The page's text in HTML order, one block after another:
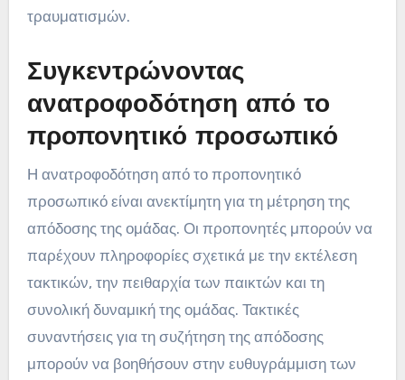
τραυματισμών.
Συγκεντρώνοντας
ανατροφοδότηση από το
προπονητικό προσωπικό
Η ανατροφοδότηση από το προπονητικό
προσωπικό είναι ανεκτίμητη για τη μέτρηση της
απόδοσης της ομάδας. Οι προπονητές μπορούν να
παρέχουν πληροφορίες σχετικά με την εκτέλεση
τακτικών, την πειθαρχία των παικτών και τη
συνολική δυναμική της ομάδας. Τακτικές
συναντήσεις για τη συζήτηση της απόδοσης
μπορούν να βοηθήσουν στην ευθυγράμμιση των